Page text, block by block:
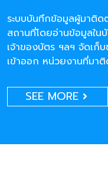
ระบบบันทึกข้อมูลผู้มาติ
สถานที่โดยอ่านข้อมูลใน
เจ้าของบัตร ฯลฯ จัดเก็
เข้าออก หน่วยงานที่มาติ
SEE MORE